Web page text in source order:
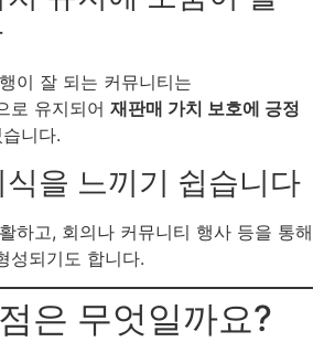
이 잘 되는 커뮤니티는
로 유지되어 재판매 가치 보호에 긍정
니다.
을 느끼기 쉽습니다
하고, 회의나 커뮤니티 행사 등을 통해
성되기도 합니다.
은 무엇일까요?